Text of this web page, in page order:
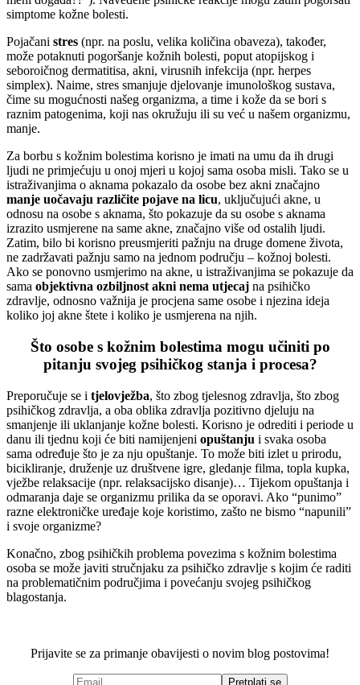
simptome kožne bolesti.
Pojačani stres (npr. na poslu, velika količina obaveza), također,
može potaknuti pogoršanje kožnih bolesti, poput atopijskog i
seboroičnog dermatitisa, akni, virusnih infekcija (npr. herpes
simplex). Naime, stres smanjuje djelovanje imunološkog sustava,
čime su mogućnosti našeg organizma, a time i kože da se bori s
raznim patogenima, koji nas okružuju ili su već u našem organizmu,
manje.
Za borbu s kožnim bolestima korisno je imati na umu da ih drugi
ljudi ne primjećuju u onoj mjeri u kojoj sama osoba misli. Tako se u
istraživanjima o aknama pokazalo da osobe bez akni značajno
manje uočavaju različite pojave na licu, uključujući akne, u
odnosu na osobe s aknama, što pokazuje da su osobe s aknama
izrazito usmjerene na same akne, značajno više od ostalih ljudi.
Zatim, bilo bi korisno preusmjeriti pažnju na druge domene života,
ne zadržavati pažnju samo na jednom području – kožnoj bolesti.
Ako se ponovno usmjerimo na akne, u istraživanjima se pokazuje da
sama objektivna ozbiljnost akni nema utjecaj na psihičko
zdravlje, odnosno važnija je procjena same osobe i njezina ideja
koliko joj akne štete i koliko je usmjerena na njih.
Što osobe s kožnim bolestima mogu učiniti po
pitanju svojeg psihičkog stanja i procesa?
Preporučuje se i tjelovježba, što zbog tjelesnog zdravlja, što zbog
psihičkog zdravlja, a oba oblika zdravlja pozitivno djeluju na
smanjenje ili uklanjanje kožne bolesti. Korisno je odrediti i periode u
danu ili tjednu koji će biti namijenjeni opuštanju i svaka osoba
sama određuje što je za nju opuštanje. To može biti izlet u prirodu,
bicikliranje, druženje uz društvene igre, gledanje filma, topla kupka,
vježbe relaksacije (npr. relaksacijsko disanje)… Tijekom opuštanja i
odmaranja daje se organizmu prilika da se oporavi. Ako “punimo”
razne elektroničke uređaje koje koristimo, zašto ne bismo “napunili”
i svoje organizme?
Konačno, zbog psihičkih problema povezima s kožnim bolestima
osoba se može javiti stručnjaku za psihičko zdravlje s kojim će raditi
na problematičnim područjima i povećanju svojeg psihičkog
blagostanja.
Prijavite se za primanje obavijesti o novim blog postovima!